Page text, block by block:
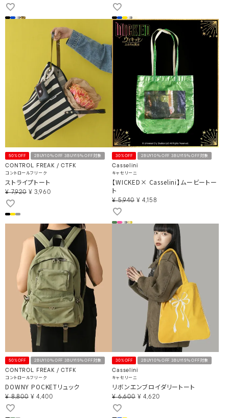
50%OFF 2BUY10％OFF 3BUY15％OFF対象
CONTROL FREAK / CTFK
コントロールフリーク
ストライプトート
¥ 7,920 ¥ 3,960
30%OFF 2BUY10％OFF 3BUY15％OFF対象
Casselini
キャセリーニ
【WICKED× Casselini】ムービートー
ト
¥ 5,940 ¥ 4,158
50%OFF 2BUY10％OFF 3BUY15％OFF対象
CONTROL FREAK / CTFK
コントロールフリーク
DOWNY POCKETリュック
¥ 8,800 ¥ 4,400
30%OFF 2BUY10％OFF 3BUY15％OFF対象
Casselini
キャセリーニ
リボンエンブロイダリートート
¥ 6,600 ¥ 4,620